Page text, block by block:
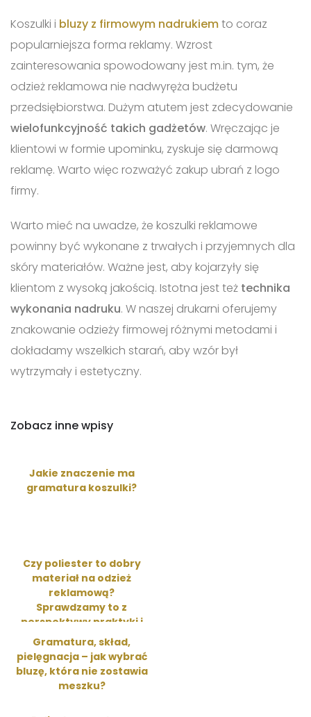
Koszulki i bluzy z firmowym nadrukiemto coraz
popularniejsza forma reklamy. Wzrost
zainteresowania spowodowany jest m.in. tym, że
odzież reklamowa nie nadwyręża budżetu
przedsiębiorstwa. Dużym atutem jest zdecydowanie
wielofunkcyjność takich gadżetów. Wręczając je
klientowi w formie upominku, zyskuje się darmową
reklamę. Warto więc rozważyć zakup ubrań z logo
firmy.
Warto mieć na uwadze, że koszulki reklamowe
powinny być wykonane z trwałych i przyjemnych dla
skóry materiałów. Ważne jest, aby kojarzyły się
klientom z wysoką jakością. Istotna jest też technika
wykonania nadruku. W naszej drukarni oferujemy
znakowanie odzieży firmowej różnymi metodami i
dokładamy wszelkich starań, aby wzór był
wytrzymały i estetyczny.
Zobacz inne wpisy
Jakie znaczenie ma
gramatura koszulki?
Czy poliester to dobry
materiał na odzież
reklamową?
Sprawdzamy to z
perspektywy praktyki i
codzienn...
Gramatura, skład,
pielęgnacja – jak wybrać
bluzę, która nie zostawia
meszku?